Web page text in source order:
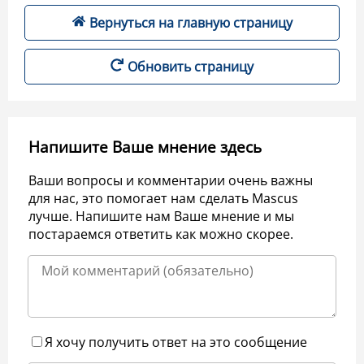
Вернуться на главную страницу
Обновить страницу
Напишите Ваше мнение здесь
Ваши вопросы и комментарии очень важны
для нас, это помогает нам сделать Mascus
лучше. Напишите нам Ваше мнение и мы
постараемся ответить как можно скорее.
Я хочу получить ответ на это сообщение